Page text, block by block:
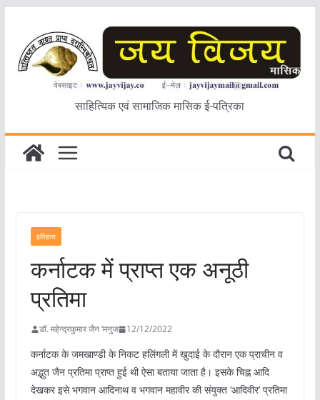
content
साहित्यिक एवं सामाजिक मासिक ई-पत्रिका
इतिहास
कर्नाटक में प्राप्त एक अनूठी
प्रतिमा
डॉ. महेन्द्रकुमार जैन ‘मनुज 12/12/2022
कर्नाटक के जमखाण्डी के निकट हलिंगली में खुदाई के दौरान एक प्राचीन व
अद्भुत जैन प्रतिमा प्राप्त हुई थी ऐसा बताया जाता है। इसके चिह्न आदि
देखकर इसे भगवान आदिनाथ व भगवान महावीर की संयुक्त ‘आदिवीर’ प्रतिमा